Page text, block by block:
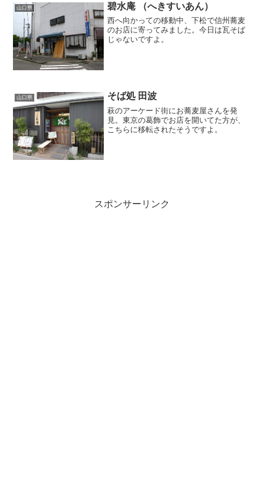
山口県 碧水庵 （へきすいあん）
西へ向かっての移動中、下松で信州蕎麦
のお店に寄ってみました。今日は瓦そば
じゃないですよ。
山口県 そば処 田波
萩のアーケード街にお蕎麦屋さんを発
見。東京の葛飾でお店を開いてた方が、
こちらに移転されたそうですよ。
スポンサーリンク